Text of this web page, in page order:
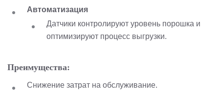
Автоматизация
Датчики контролируют уровень порошка и
оптимизируют процесс выгрузки.
Преимущества:
Снижение затрат на обслуживание.